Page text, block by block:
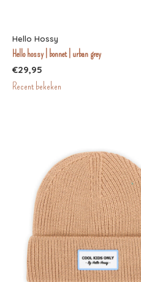
Hello Hossy
Hello hossy | bonnet | urban grey
€29,95
Recent bekeken